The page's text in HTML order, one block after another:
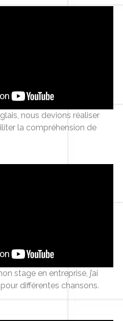
nous devions réaliser
la compréhension de
stage en entreprise, j’ai
différentes chansons.